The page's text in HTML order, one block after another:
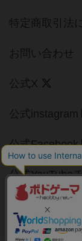
特定商取引法
お問い合わせ
公式X
公式instagram
公式Facebook
公式YouTube